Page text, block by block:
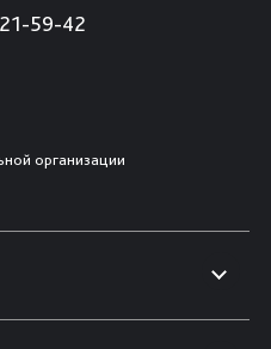
59-42
организации